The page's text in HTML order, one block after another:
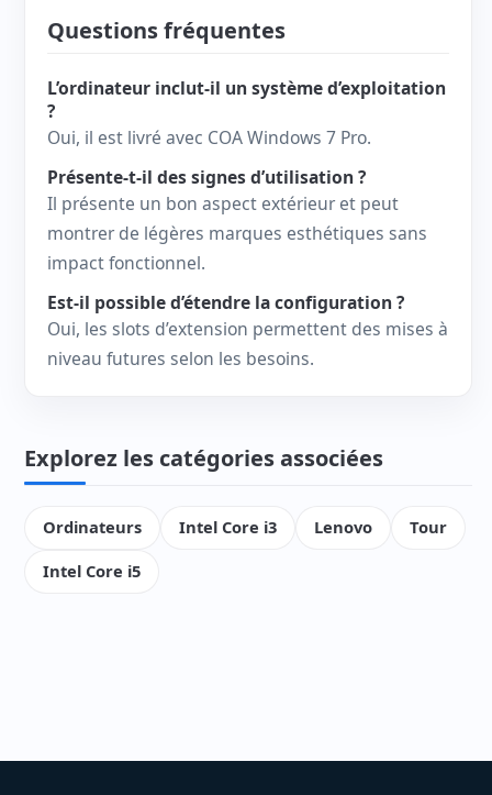
Questions fréquentes
L’ordinateur inclut-il un système d’exploitation
?
Oui, il est livré avec COA Windows 7 Pro.
Présente-t-il des signes d’utilisation ?
Il présente un bon aspect extérieur et peut
montrer de légères marques esthétiques sans
impact fonctionnel.
Est-il possible d’étendre la configuration ?
Oui, les slots d’extension permettent des mises à
niveau futures selon les besoins.
Explorez les catégories associées
Ordinateurs Intel Core i3 Lenovo
Tour
Intel Core i5